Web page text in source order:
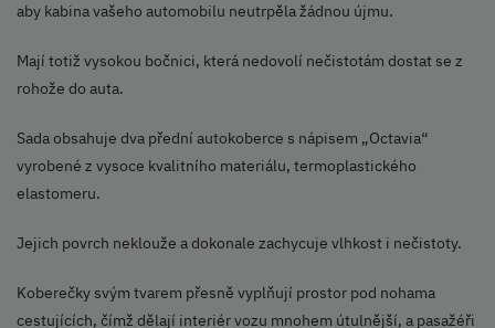
aby kabina vašeho automobilu neutrpěla žádnou újmu.
Mají totiž vysokou bočnici, která nedovolí nečistotám dostat se z
rohože do auta.
Sada obsahuje dva přední autokoberce s nápisem „Octavia“
vyrobené z vysoce kvalitního materiálu, termoplastického
elastomeru.
Jejich povrch neklouže a dokonale zachycuje vlhkost i nečistoty.
Koberečky svým tvarem přesně vyplňují prostor pod nohama
cestujících, čímž dělají interiér vozu mnohem útulnější, a pasažéři